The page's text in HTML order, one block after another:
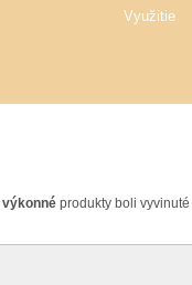
Využitie
výkonné produkty boli vyvinuté